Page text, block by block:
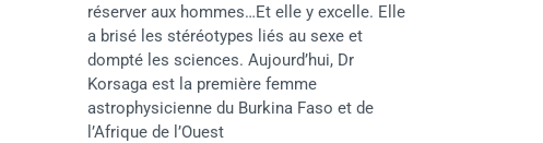
réserver aux hommes…Et elle y excelle. Elle
a brisé les stéréotypes liés au sexe et
dompté les sciences. Aujourd’hui, Dr
Korsaga est la première femme
astrophysicienne du Burkina Faso et de
l’Afrique de l’Ouest